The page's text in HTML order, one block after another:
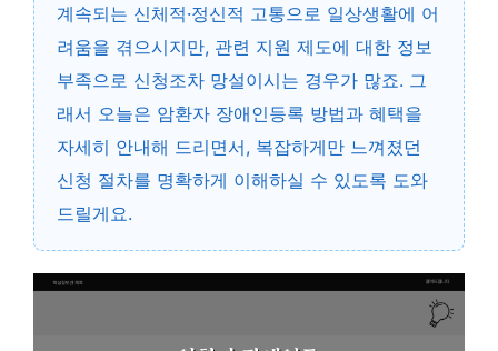
계속되는 신체적·정신적 고통으로 일상생활에 어
려움을 겪으시지만, 관련 지원 제도에 대한 정보
부족으로 신청조차 망설이시는 경우가 많죠. 그
래서 오늘은 암환자 장애인등록 방법과 혜택을
자세히 안내해 드리면서, 복잡하게만 느껴졌던
신청 절차를 명확하게 이해하실 수 있도록 도와
드릴게요.